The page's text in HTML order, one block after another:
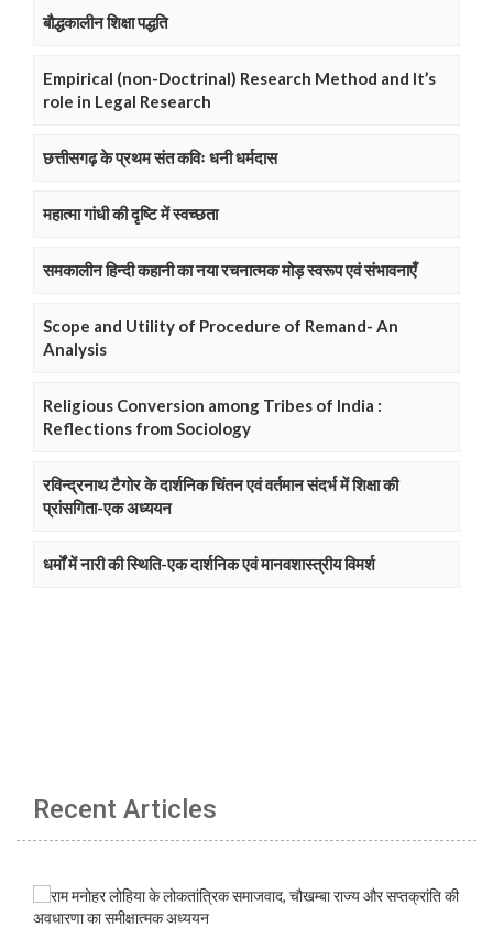
बौद्धकालीन शिक्षा पद्धति
Empirical (non-Doctrinal) Research Method and It’s
role in Legal Research
छत्तीसगढ़ के प्रथम संत कविः धनी धर्मदास
महात्मा गांधी की दृष्टि में स्वच्छता
समकालीन हिन्दी कहानी का नया रचनात्मक मोड़ स्वरूप एवं संभावनाएँ
Scope and Utility of Procedure of Remand- An
Analysis
Religious Conversion among Tribes of India :
Reflections from Sociology
रविन्द्रनाथ टैगोर के दार्शनिक चिंतन एवं वर्तमान संदर्भ में शिक्षा की
प्रांसगिता-एक अध्ययन
धर्मों में नारी की स्थिति-एक दार्शनिक एवं मानवशास्त्रीय विमर्श
Recent Articles